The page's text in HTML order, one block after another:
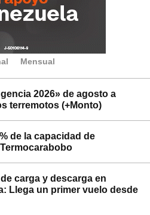
Mensual
2026» de agosto a
terremotos (+Monto)
de la capacidad de
carga y descarga en
Llega un primer vuelo desde